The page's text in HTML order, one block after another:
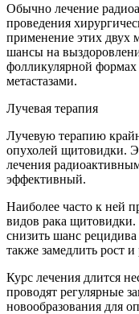
Обычно лечение
проведения
применение этих двух
шансы на
фолликулярной формах
метастазами.
Лучевая терапия
Лучевую терапию
опухолей щитовидки.
лечения
эффективный.
Наиболее часто к ней
видов рака щитовидки.
снизить шанс рецидива
также замедлить рост и
Курс лечения длится
проводят регулярные
новообразования для